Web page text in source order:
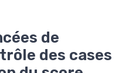
de
des cases